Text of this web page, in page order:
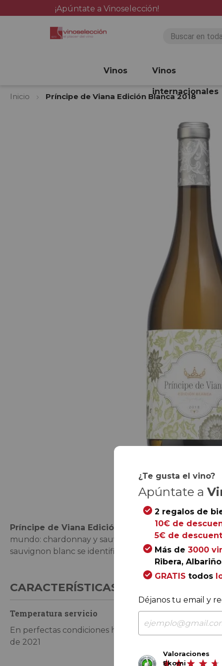
¡Apúntate a Vinoselección!
Vinos Vinos
internacionales
Inicio
Príncipe de Viana Edición Blanca 2018
la
galería
de
Príncipe de Viana Edición Blanca 2018 combina las
mundo: chardonnay y sauvignon blanc. La primera
sauvignon blanc se identifica en los aromas
CARACTERÍSTICAS DE CONSUMO
Temperatura servicio
En perfectas condiciones hasta finales
de 2021
Tiempo de
Degustar a
¿Te gusta el vino?
Apúntate a
2 regalos de
10€ de
5€ de
Más de 3000
Ribera,
GRATIS todos
Déjanos tu email y
Valoraciones
Ekomi